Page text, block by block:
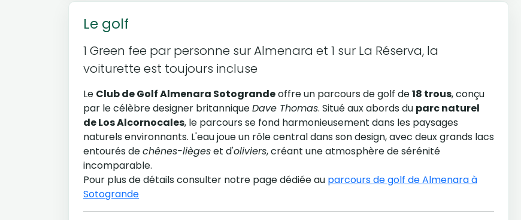
Le golf
1 Green fee par personne sur Almenara et 1 sur La Réserva, la
voiturette est toujours incluse
Le Club de Golf Almenara Sotograndeoffre un parcours de golf de18 trous, conçu
par le célèbre designer britanniqueDave Thomas. Situé aux abords du parc naturel
de Los Alcornocales, le parcours se fond harmonieusement dans les paysages
naturels environnants. L'eau joue un rôle central dans son design, avec deux grands lacs
entourés dechênes-liègeset d'oliviers, créant une atmosphère de sérénité
incomparable.
Pour plus de détails consulter notre page dédiée au parcours de golf de Almenara à
Sotogrande